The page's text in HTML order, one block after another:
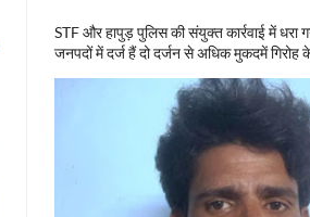
STF और हापुड़ पुलिस की संयुक्त कार्रवाई में
जनपदों में दर्ज हैं दो दर्जन से अधिक मुकदमें